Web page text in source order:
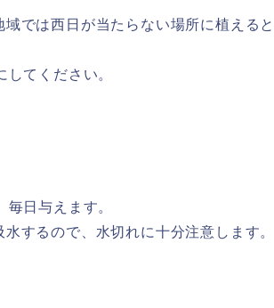
では西日が当たらない場所に植える
てください。
日与えます。
するので、水切れに十分注意します。